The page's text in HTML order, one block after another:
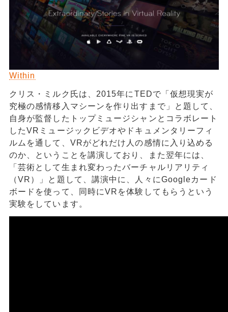
Within
クリス・ミルク氏は、2015年にTEDで「仮想現実が
究極の感情移入マシーンを作り出すまで」と題して、
自身が監督したトップミュージシャンとコラボレート
したVRミュージックビデオやドキュメンタリーフィ
ルムを通して、VRがどれだけ人の感情に入り込める
のか、ということを講演しており、また翌年には、
「芸術として生まれ変わったバーチャルリアリティ
（VR）」と題して、講演中に、人々にGoogleカード
ボードを使って、同時にVRを体験してもらうという
実験をしています。